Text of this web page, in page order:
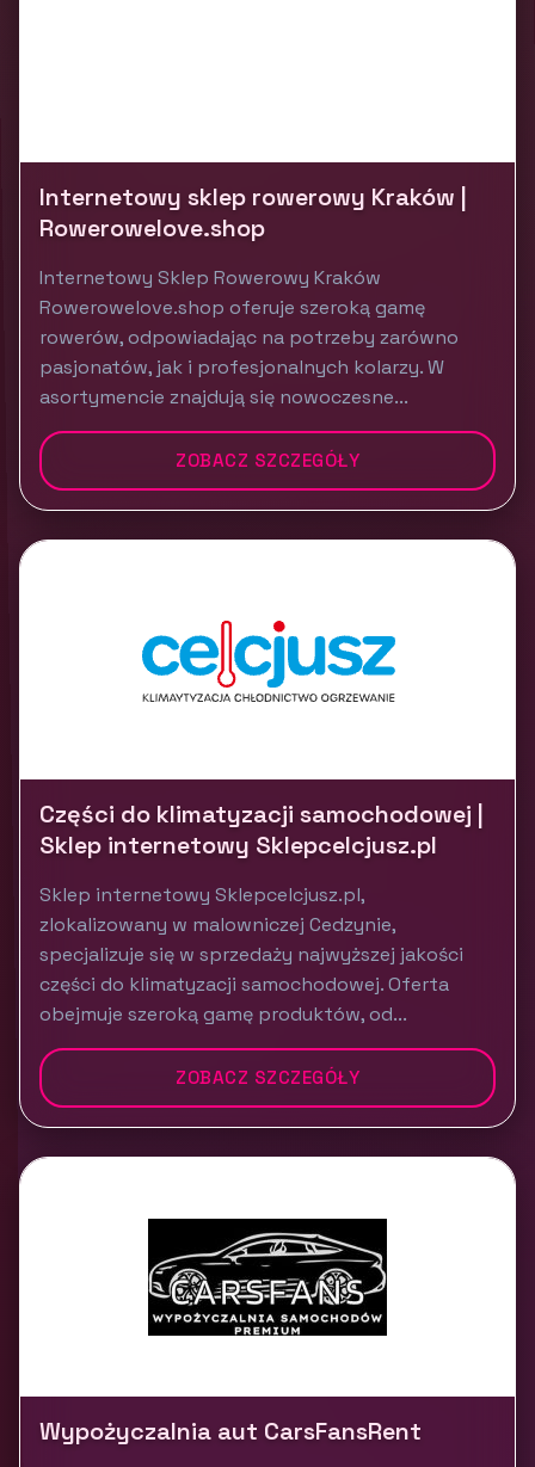
Internetowy sklep rowerowy Kraków |
Rowerowelove.shop
Internetowy Sklep Rowerowy Kraków
Rowerowelove.shop oferuje szeroką gamę
rowerów, odpowiadając na potrzeby zarówno
pasjonatów, jak i profesjonalnych kolarzy. W
asortymencie znajdują się nowoczesne...
ZOBACZ SZCZEGÓŁY
Części do klimatyzacji samochodowej |
Sklep internetowy Sklepcelcjusz.pl
Sklep internetowy Sklepcelcjusz.pl,
zlokalizowany w malowniczej Cedzynie,
specjalizuje się w sprzedaży najwyższej jakości
części do klimatyzacji samochodowej. Oferta
obejmuje szeroką gamę produktów, od...
ZOBACZ SZCZEGÓŁY
Wypożyczalnia aut CarsFansRent